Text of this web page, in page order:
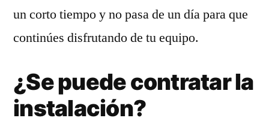
un corto tiempo y no pasa de un día para que
continúes disfrutando de tu equipo.
¿Se puede contratar la
instalación?